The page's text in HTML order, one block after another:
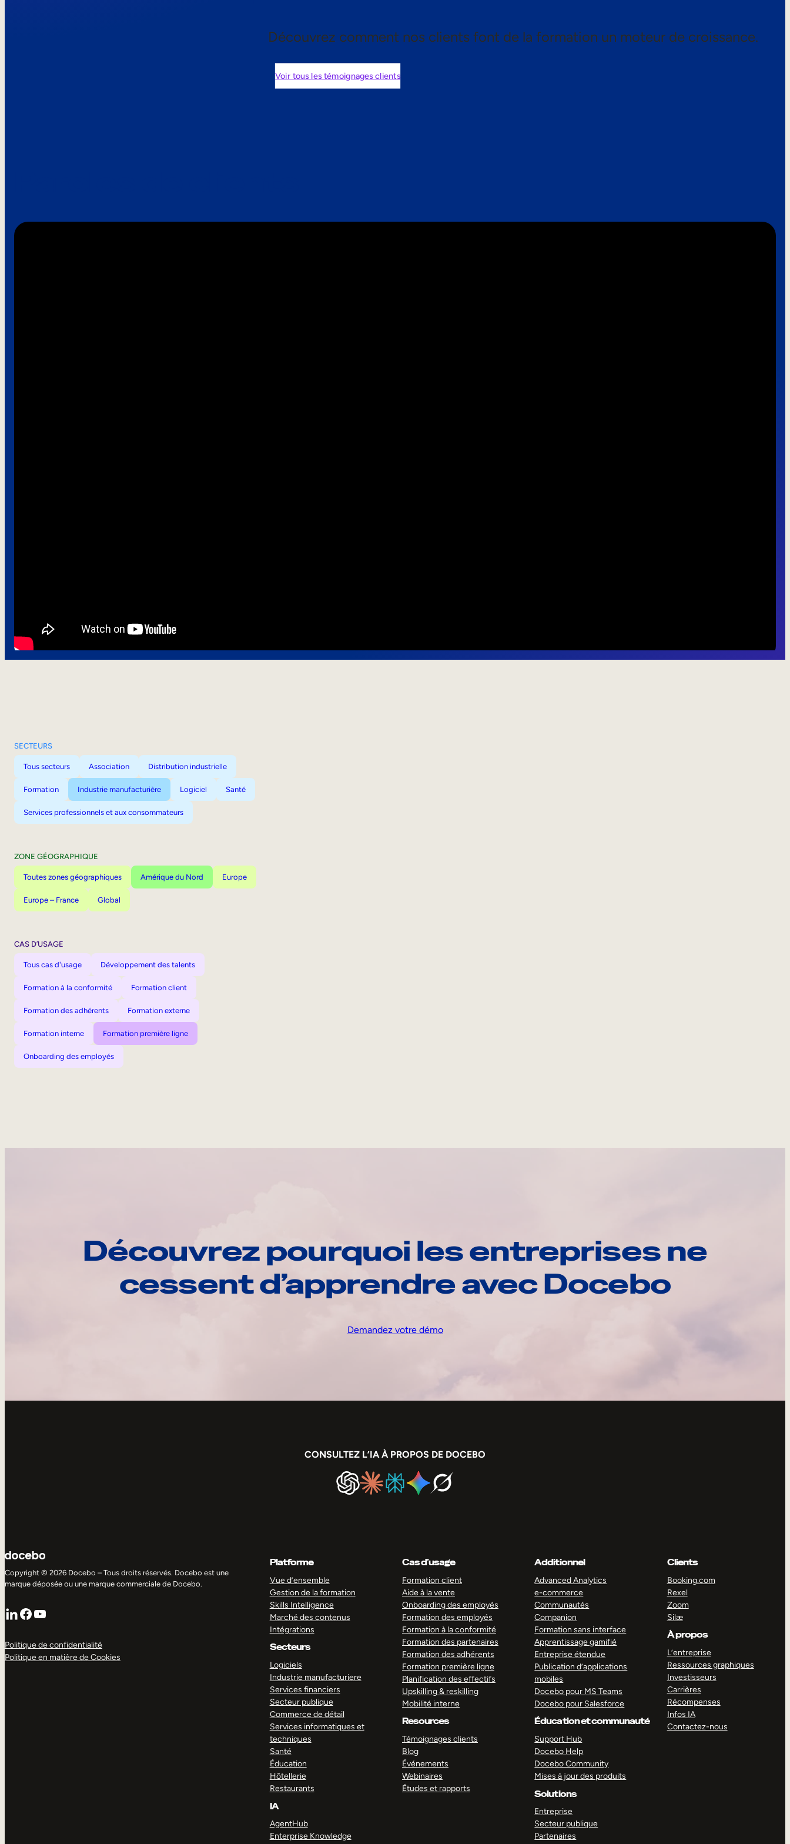
Découvrez comment nos clients font de la formation un moteur de croissance.
Voir tous les témoignages clients
SECTEURS
Tous secteurs Association Distribution industrielle
Formation Industrie manufacturière Logiciel Santé
Services professionnels et aux consommateurs
ZONE GÉOGRAPHIQUE
Toutes zones géographiques Amérique du Nord Europe
Europe – France Global
CAS D’USAGE
Tous cas d'usage Développement des talents
Formation à la conformité Formation client
Formation des adhérents Formation externe
Formation interne Formation première ligne
Onboarding des employés
Découvrez pourquoi les entreprises ne
cessent d’apprendre avec Docebo
Demandez votre démo
CONSULTEZ L’IA À PROPOS DE DOCEBO
Copyright © 2026 Docebo – Tous droits réservés. Docebo est une
marque déposée ou une marque commerciale de Docebo.
LinkedIn
Facebook
YouTube
Politique de confidentialité
Politique en matière de Cookies
Platforme
Vue d’ensemble
Gestion de la formation
Skills Intelligence
Marché des contenus
Intégrations
Secteurs
Logiciels
Industrie manufacturiere
Services financiers
Secteur publique
Commerce de détail
Services informatiques et
techniques
Santé
Éducation
Hôtellerie
Restaurants
IA
AgentHub
Enterprise Knowledge
Cas d’usage
Formation client
Aide à la vente
Onboarding des employés
Formation des employés
Formation à la conformité
Formation des partenaires
Formation des adhérents
Formation première ligne
Planification des effectifs
Upskilling & reskilling
Mobilité interne
Resources
Témoignages clients
Blog
Événements
Webinaires
Études et rapports
Additionnel
Advanced Analytics
e-commerce
Communautés
Companion
Formation sans interface
Apprentissage gamifié
Entreprise étendue
Publication d’applications
mobiles
Docebo pour MS Teams
Docebo pour Salesforce
Éducation et communauté
Support Hub
Docebo Help
Docebo Community
Mises à jour des produits
Solutions
Entreprise
Secteur publique
Partenaires
Clients
Booking.com
Rexel
Zoom
Silæ
À propos
L’entreprise
Ressources graphiques
Investisseurs
Carrières
Récompenses
Infos IA
Contactez-nous